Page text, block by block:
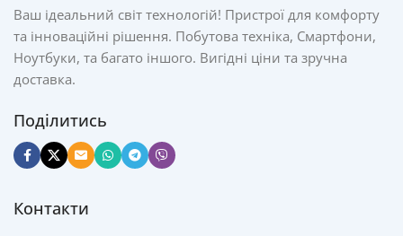
Ваш ідеальний світ технологій! Пристрої для комфорту
та інноваційні рішення. Побутова техніка, Смартфони,
Ноутбуки, та багато іншого. Вигідні ціни та зручна
доставка.
Поділитись
Контакти